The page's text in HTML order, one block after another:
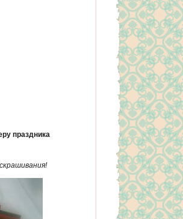
праздника